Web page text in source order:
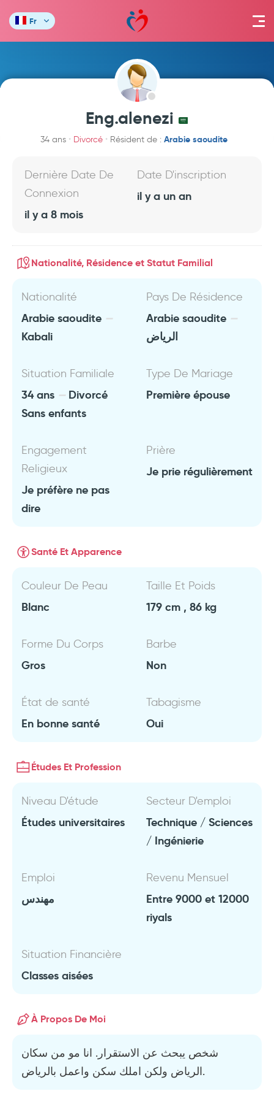
Fr
Eng.alenezi
34 ans Divorcé Résident de : Arabie saoudite
Dernière Date De
Connexion
il y a 8 mois
Date D'inscription
il y a un an
Nationalité, Résidence et Statut Familial
Nationalité
Arabie saoudite
Kabali
Pays De Résidence
Arabie saoudite
الرياض
Situation Familiale
34 ans
Divorcé
Sans enfants
Type De Mariage
Première épouse
Engagement
Religieux
Je préfère ne pas
dire
Prière
Je prie régulièrement
Santé Et Apparence
Couleur De Peau
Blanc
Taille Et Poids
179 cm , 86 kg
Forme Du Corps
Gros
Barbe
Non
État de santé
En bonne santé
Tabagisme
Oui
Études Et Profession
Niveau D'étude
Études universitaires
Secteur D'emploi
Technique / Sciences
/ Ingénierie
Emploi
مهندس
Revenu Mensuel
Entre 9000 et 12000
riyals
Situation Financière
Classes aisées
À Propos De Moi
شخص يبحث عن الاستقرار. انا مو من سكان
الرياض ولكن املك سكن واعمل بالرياض.